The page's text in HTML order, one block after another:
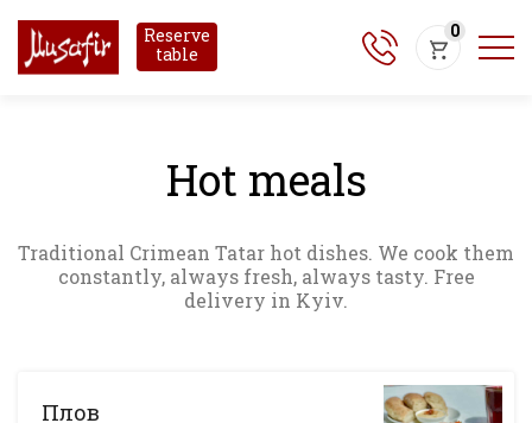
0
Reserve
table
Hot meals
Traditional Crimean Tatar hot dishes. We cook them
constantly, always fresh, always tasty. Free
delivery in Kyiv.
Плов